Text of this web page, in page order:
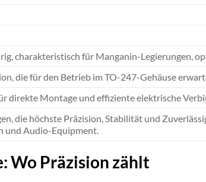
charakteristisch für Manganin-Legierungen,
die für den Betrieb im TO-247-Gehäuse
direkte Montage und effiziente elektrische
die höchste Präzision, Stabilität und
und Audio-Equipment.
Wo Präzision zählt